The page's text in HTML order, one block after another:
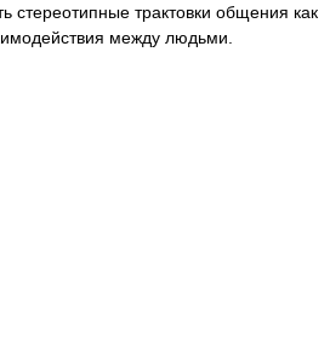
стереотипные трактовки общения как
между людьми.